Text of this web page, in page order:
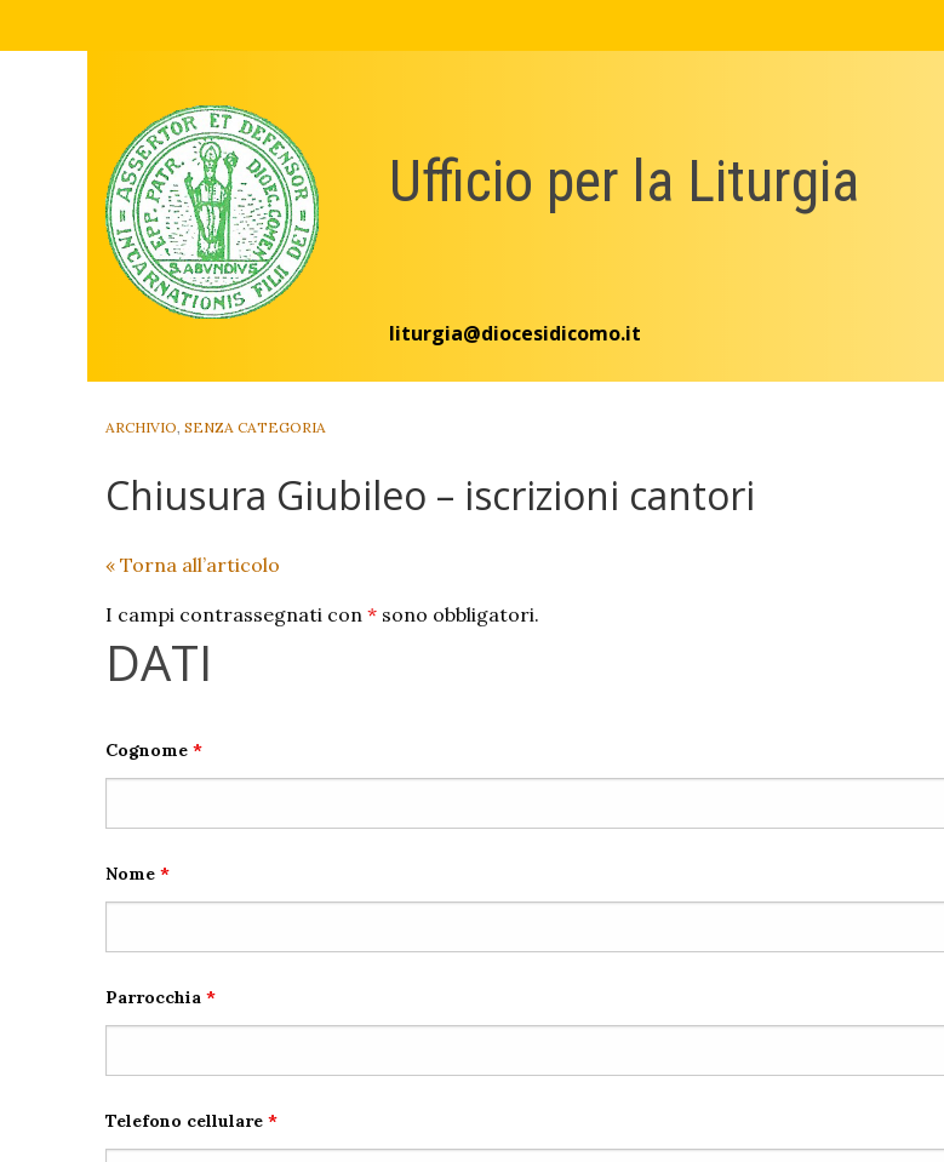
Ufficio per la Liturgia
liturgia@diocesidicomo.it
ARCHIVIO SENZA CATEGORIA
Chiusura Giubileo – iscrizioni cantori
« Torna all’articolo
I campi contrassegnati con * sono obbligatori.
DATI
Cognome *
Nome *
Parrocchia *
Telefono cellulare *